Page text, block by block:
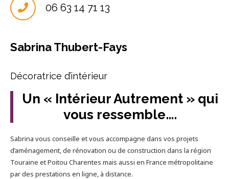
06 63 14 71 13
Sabrina Thubert-Fays
Décoratrice d’intérieur
Un « Intérieur Autrement » qui
vous ressemble….
Sabrina vous conseille et vous accompagne dans vos projets
d’aménagement, de rénovation ou de construction dans la région
Touraine et Poitou Charentes mais aussi en France métropolitaine
par des prestations en ligne, à distance.